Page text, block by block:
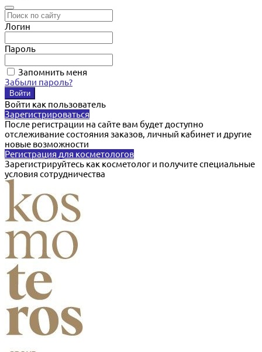
Логин
Пароль
Запомнить меня
Забыли пароль?
Войти как пользователь
Зарегистрироваться
После регистрации на сайте вам будет доступно
отслеживание состояния заказов, личный кабинет и другие
новые возможности
Регистрация для косметологов
Зарегистрируйтесь как косметолог и получите специальные
условия сотрудничества